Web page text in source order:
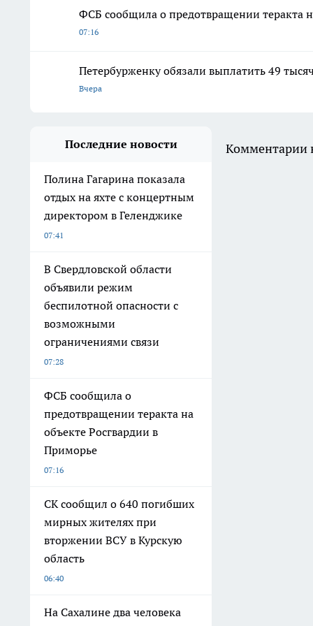
ФСБ сообщила о предотвращении теракта
07:16
Петербурженку обязали выплатить 49
Вчера
Последние новости
Полина Гагарина показала
отдых на яхте с концертным
директором в Геленджике
07:41
В Свердловской области
объявили режим
беспилотной опасности с
возможными
ограничениями связи
07:28
ФСБ сообщила о
предотвращении теракта на
объекте Росгвардии в
Приморье
07:16
СК сообщил о 640 погибших
мирных жителях при
вторжении ВСУ в Курскую
область
06:40
На Сахалине два человека
Комментарии